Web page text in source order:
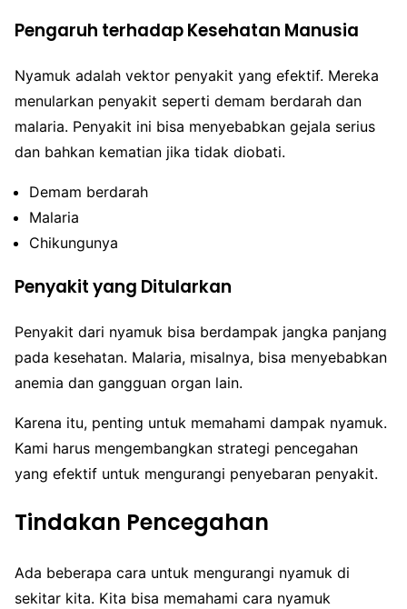
Pengaruh terhadap Kesehatan Manusia
Nyamuk adalah vektor penyakit yang efektif. Mereka
menularkan penyakit seperti demam berdarah dan
malaria. Penyakit ini bisa menyebabkan gejala serius
dan bahkan kematian jika tidak diobati.
Demam berdarah
Malaria
Chikungunya
Penyakit yang Ditularkan
Penyakit dari nyamuk bisa berdampak jangka panjang
pada kesehatan. Malaria, misalnya, bisa menyebabkan
anemia dan gangguan organ lain.
Karena itu, penting untuk memahami dampak nyamuk.
Kami harus mengembangkan strategi pencegahan
yang efektif untuk mengurangi penyebaran penyakit.
Tindakan Pencegahan
Ada beberapa cara untuk mengurangi nyamuk di
sekitar kita. Kita bisa memahami cara nyamuk